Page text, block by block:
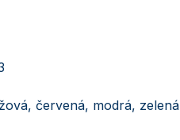
červená, modrá, zelená